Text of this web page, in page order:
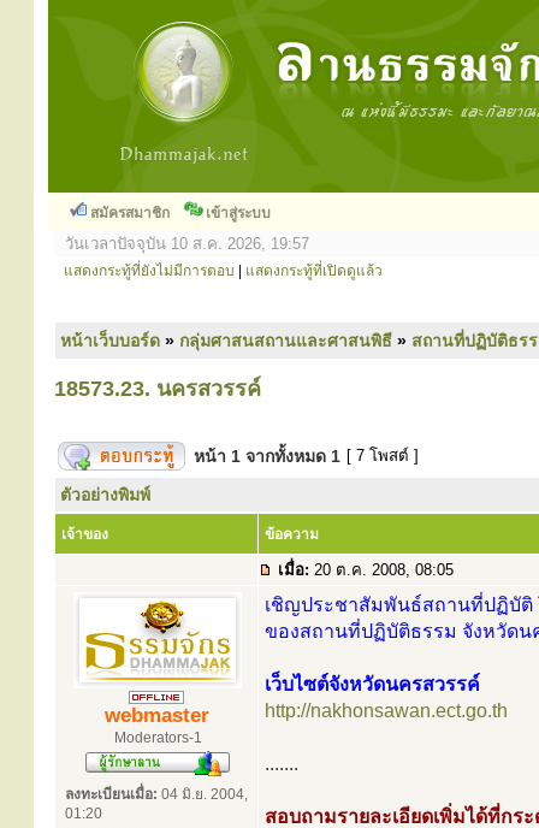
สมัครสมาชิก เข้าสู่ระบบ
วันเวลาปัจจุบัน 10 ส.ค. 2026, 19:57
แสดงกระทู้ที่ยังไม่มีการตอบ แสดงกระทู้ที่เปิดดูแล้ว
หน้าเว็บบอร์ด » กลุ่มศาสนสถานและศาสนพิธี » สถานที่ปฏิบัติธร
18573.23. นครสวรรค์
หน้า 1 จากทั้งหมด 1 [ 7 โพสต์ ]
ตัวอย่างพิมพ์
เจ้าของ ข้อความ
เมื่อ: 20 ต.ค. 2008, 08:05
webmaster
Moderators-1
ลงทะเบียนเมื่อ: 04 มิ.ย. 2004,
01:20
เชิญประชาสัมพันธ์สถานที่ปฏิบัติ
ของสถานที่ปฏิบัติธรรม จังหวัดน
เว็บไซต์จังหวัดนครสวรรค์
http://nakhonsawan.ect.go.th
.......
สอบถามรายละเอียดเพิ่มได้ที่กร